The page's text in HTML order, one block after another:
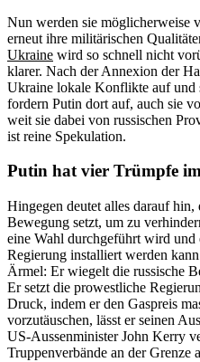
Nun werden sie möglicherweise
erneut ihre militärischen
Ukraine wird so schnell nicht
klarer. Nach der Annexion der
Ukraine lokale Konflikte auf und
fordern Putin dort auf, auch sie
weit sie dabei von russischen
ist reine Spekulation.
Putin hat vier Trümpfe
Hingegen deutet alles darauf hin,
Bewegung setzt, um zu
eine Wahl durchgeführt wird
Regierung installiert werden
Ärmel: Er wiegelt die russische
Er setzt die prowestliche
Druck, indem er den Gaspreis
vorzutäuschen, lässt er seinen
US-Aussenminister John Kerry
Truppenverbände an der Grenze